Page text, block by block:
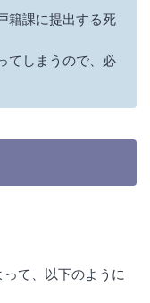
籍課に提出する死
てしまうので、必
て、以下のように